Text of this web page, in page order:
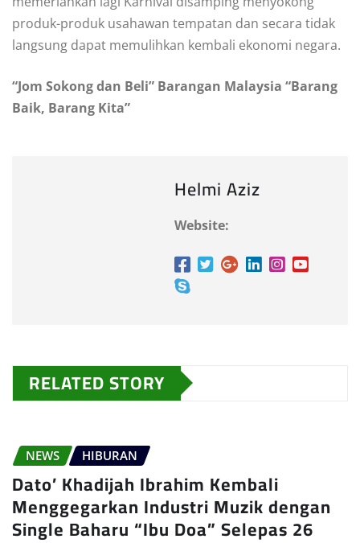
produk-produk usahawan tempatan dan secara tidak
langsung dapat memulihkan kembali ekonomi negara.
“Jom Sokong dan Beli” Barangan Malaysia “Barang
Baik, Barang Kita”
Helmi Aziz
Website:
RELATED STORY
NEWS HIBURAN
Dato’ Khadijah Ibrahim Kembali
Menggegarkan Industri Muzik dengan
Single Baharu “Ibu Doa” Selepas 26